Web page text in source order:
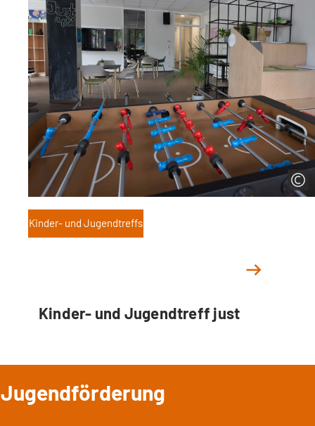
Kinder- und Jugendtreffs
Kinder- und Jugendtreff just
Jugendförderung